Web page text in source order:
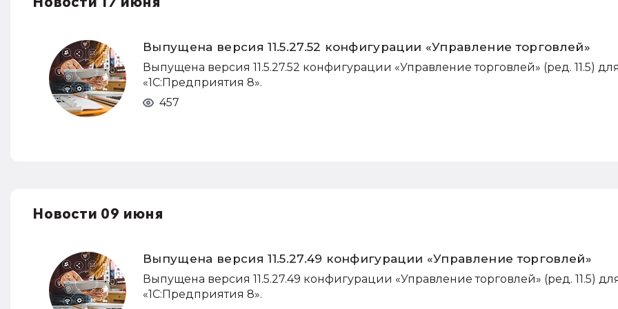
Выпущена версия 11.5.27.52 конфигурации «Управление торговлей»
Выпущена версия 11.5.27.52 конфигурации «Управление торговлей» (ред. 11.5)
«1С:Предприятия 8».
457
Новости 09 июня
Выпущена версия 11.5.27.49 конфигурации «Управление торговлей»
Выпущена версия 11.5.27.49 конфигурации «Управление торговлей» (ред. 11.5)
«1С:Предприятия 8».